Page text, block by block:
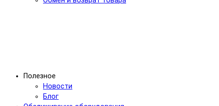
Полезное
Новости
Блог